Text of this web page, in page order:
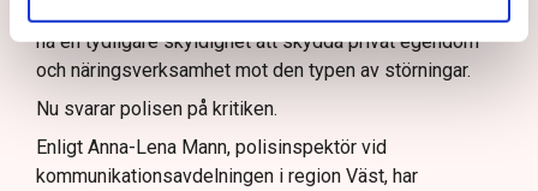
ha en tydligare skyldighet att skydda privat egendom
och näringsverksamhet mot den typen av störningar.
Nu svarar polisen på kritiken.
Enligt Anna-Lena Mann, polisinspektör vid
kommunikationsavdelningen i region Väst, har